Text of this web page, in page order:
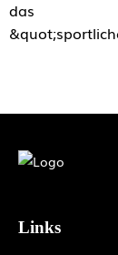
Links